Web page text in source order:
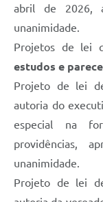
abril de 2026,
unanimidade.
Projetos de lei
estudos e
Projeto de lei
autoria do
especial na
providências,
unanimidade.
Projeto de lei